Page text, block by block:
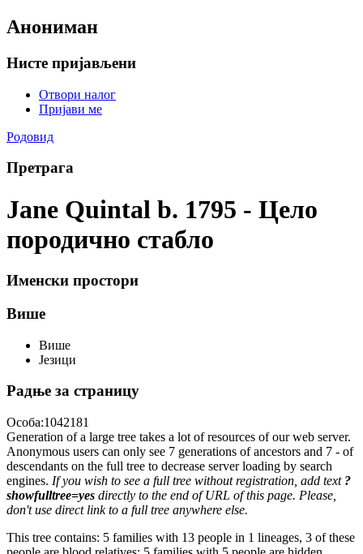
Анониман
Нисте пријављени
Отвори налог
Пријави ме
Родовид
Претрага
Jane Quintal b. 1795 - Цело
породично стабло
Именски простори
Више
Више
Језици
Радње за страницу
Особа:1042181
Generation of a large tree takes a lot of resources of our web server.
Anonymous users can only see 7 generations of ancestors and 7 - of
descendants on the full tree to decrease server loading by search
engines. If you wish to see a full tree without registration, add text ?
showfulltree=yes directly to the end of URL of this page. Please,
don't use direct link to a full tree anywhere else.
This tree contains: 5 families with 13 people in 1 lineages, 3 of these